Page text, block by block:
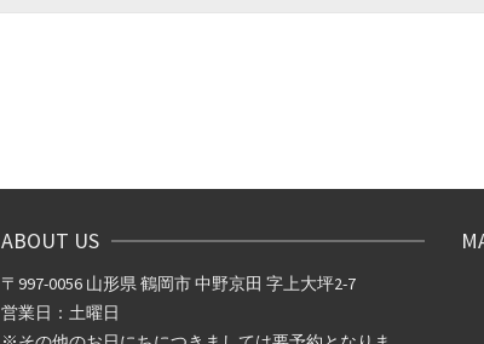
ABOUT US
〒997-0056 山形県 鶴岡市 中野京田 字上大坪2-7
営業日：土曜日